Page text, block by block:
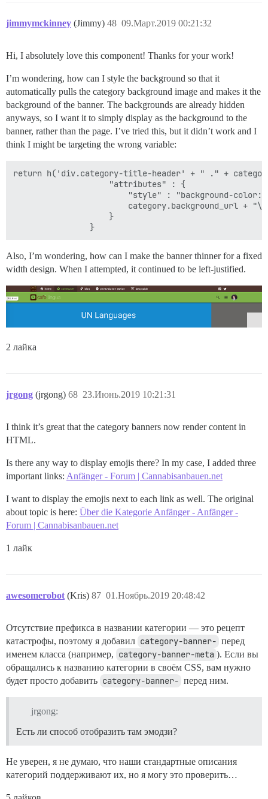
jimmymckinney (Jimmy) 09.Март.2019 00:21:32
48
Hi, I absolutely love this component! Thanks for your work!
I’m wondering, how can I style the background so that it
automatically pulls the category background image and makes it the
background of the banner. The backgrounds are already hidden
anyways, so I want it to simply display as the background to the
banner, rather than the page. I’ve tried this, but it didn’t work and I
think I might be targeting the wrong variable:
return h('div.category-title-header' + " ." +
                    "attributes" : {
"style" : "background-
category.background_url +
                    }
Also, I’m wondering, how can I make the banner thinner for a fixed
width design. When I attempted, it continued to be left-justified.
2 лайка
jrgong (jrgong) 23.Июнь.2019 10:21:31
68
I think it’s great that the category banners now render content in
HTML.
Is there any way to display emojis there? In my case, I added three
important links: Anfänger - Forum | Cannabisanbauen.net
I want to display the emojis next to each link as well. The original
about topic is here: Über die Kategorie Anfänger - Anfänger -
Forum | Cannabisanbauen.net
1 лайк
awesomerobot (Kris) 01.Ноябрь.2019 20:48:42
87
Отсутствие префикса в названии категории — это рецепт
катастрофы, поэтому я добавил category-banner- перед
именем класса (например, category-banner-meta ). Если вы
обращались к названию категории в своём CSS, вам нужно
будет просто добавить category-banner- перед ним.
jrgong:
Есть ли способ отобразить там эмодзи?
Не уверен, я не думаю, что наши стандартные описания
категорий поддерживают их, но я могу это проверить…